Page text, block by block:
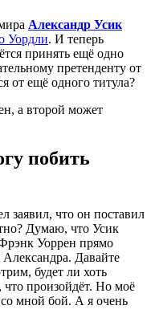
Александр Усик
Уордли. И теперь
принять ещё одно
претенденту от
от ещё одного титула?
а второй может
побить
заявил, что он поставил
Думаю, что Усик
Уоррен прямо
Александра. Давайте
будет ли хоть
что произойдёт. Но моё
мной бой. А я очень